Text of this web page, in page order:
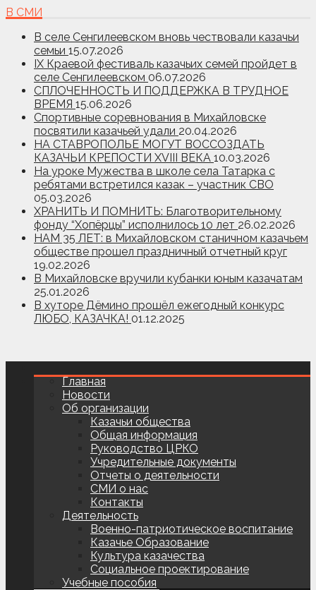
В СМИ
В селе Сенгилеевском вновь чествовали казачьи
семьи 15.07.2026
IX Краевой фестиваль казачьих семей пройдет в
селе Сенгилеевском 06.07.2026
СПЛОЧЕННОСТЬ И ПОДДЕРЖКА В ТРУДНОЕ
ВРЕМЯ 15.06.2026
Спортивные соревнования в Михайловске
посвятили казачьей удали 20.04.2026
НА СТАВРОПОЛЬЕ МОГУТ ВОССОЗДАТЬ
КАЗАЧЬИ КРЕПОСТИ XVIII ВЕКА 10.03.2026
На уроке Мужества в школе села Татарка с
ребятами встретился казак – участник СВО
05.03.2026
ХРАНИТЬ И ПОМНИТЬ: Благотворительному
фонду “Хопёрцы” исполнилось 10 лет 26.02.2026
НАМ 35 ЛЕТ: в Михайловском станичном казачьем
обществе прошел праздничный отчетный круг
19.02.2026
В Михайловске вручили кубанки юным казачатам
25.01.2026
В хуторе Дёмино прошёл ежегодный конкурс
ЛЮБО, КАЗАЧКА! 01.12.2025
Главная
Новости
Об организации
Казачьи общества
Общая информация
Руководство ЦРКО
Учредительные документы
Отчеты о деятельности
СМИ о нас
Контакты
Деятельность
Военно-патриотическое воспитание
Казачье Образование
Культура казачества
Социальное проектирование
Учебные пособия